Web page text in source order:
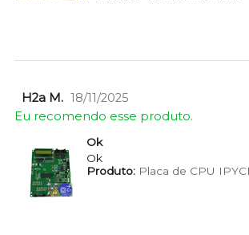
H2a M. 18/11/2025
Eu recomendo esse produto.
Ok
Ok
Produto:Placa de CPU